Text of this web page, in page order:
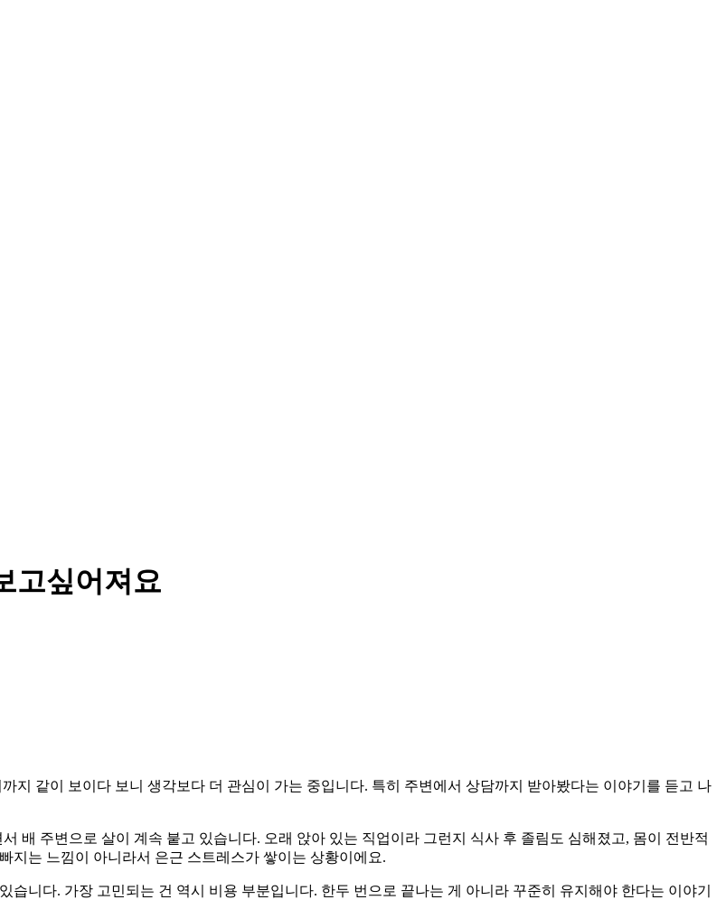
고싶어져요
지 같이 보이다 보니 생각보다 더 관심이 가는 중입니다. 특히 주변에서 상담까지 받아봤다는 이야기를 듣고 나
배 주변으로 살이 계속 붙고 있습니다. 오래 앉아 있는 직업이라 그런지 식사 후 졸림도 심해졌고, 몸이 전반적
지는 느낌이 아니라서 은근 스트레스가 쌓이는 상황이에요.
니다. 가장 고민되는 건 역시 비용 부분입니다. 한두 번으로 끝나는 게 아니라 꾸준히 유지해야 한다는 이야기